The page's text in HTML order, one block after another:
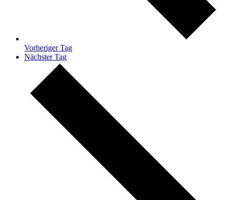
Vorheriger Tag
Nächster Tag